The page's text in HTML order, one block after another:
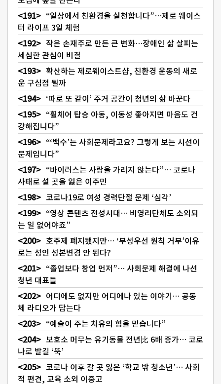
“일상에서 친환경을 실천합니다”…제로 웨이스
터 라이프 3일 체험
작은 손재주로 만든 큰 변화…장애인 삶 살피는
세심한 관심이 비결
확산하는 제로웨이스트샵, 친환경 운동의 새로
운 구심점 될까
‘따로 또 같이’ 주거 공간이 청년의 삶 바꾼다
“휠체어 탑승 아동, 이동성 좋아지면 마음도 건
강해집니다”
“‘백수’는 사회문제라고요? 그렇게 보는 시선이
문제입니다”
“바이러스는 사람을 가리지 않는다”… 코로나
사태로 설 곳을 잃은 이주민
코로나19로 여성 경력단절 문제 ‘심각’
“영상 콘텐츠 전성시대… 비영리단체도 소외되
는 일 없어야죠”
호주제 폐지됐지만… ‘부성우선 원칙 거부’이유
로는 성인 성본변경 안 된다?
“졸업보다 창업 먼저”… 사회문제 해결에 나선
청년 대표들
어디에도 없지만 어디에나 있는 이야기… 공동
체 라디오가 담는다
“예술이 주는 치유의 힘을 믿습니다”
보호소 머무는 유기동물 전년比 6배 증가… 코로
나로 발길 ‘뚝’
코로나 이후 갈 곳 잃은 ‘학교 밖 청소년’… 사회
적 편견, 교육 소외 이중고